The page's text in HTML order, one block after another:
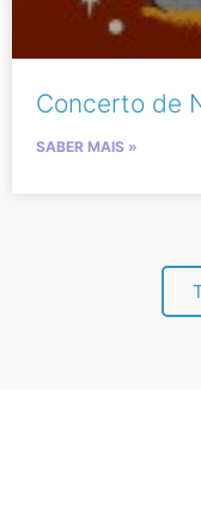
Concerto de
SABER MAIS »